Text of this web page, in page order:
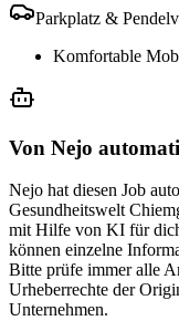
Parkplatz &
Komfortable
Von Nejo
Nejo hat diesen Job
Gesundheitswelt
mit Hilfe von KI für
können einzelne
Bitte prüfe immer alle
Urheberrechte der
Unternehmen.